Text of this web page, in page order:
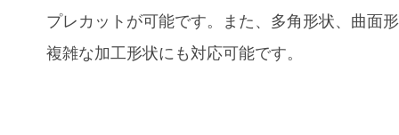
プレカットが可能です。また、多角形状、曲面
複雑な加工形状にも対応可能です。